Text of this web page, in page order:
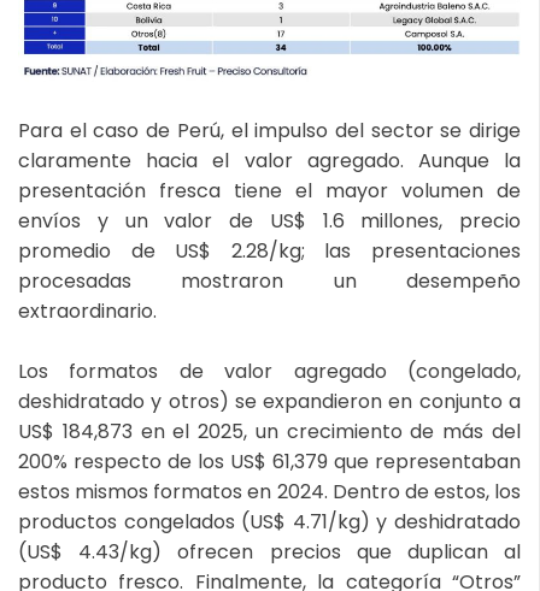
Para el caso de Perú, el impulso del sector se dirige
claramente hacia el valor agregado. Aunque la
presentación fresca tiene el mayor volumen de
envíos y un valor de US$ 1.6 millones, precio
promedio de US$ 2.28/kg; las presentaciones
procesadas mostraron un desempeño
extraordinario.
Los formatos de valor agregado (congelado,
deshidratado y otros) se expandieron en conjunto a
US$ 184,873 en el 2025, un crecimiento de más del
200% respecto de los US$ 61,379 que representaban
estos mismos formatos en 2024. Dentro de estos, los
productos congelados (US$ 4.71/kg) y deshidratado
(US$ 4.43/kg) ofrecen precios que duplican al
producto fresco. Finalmente, la categoría “Otros”